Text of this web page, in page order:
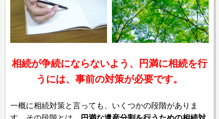
相続が争続にならないよう、円満に相続を行
うには、事前の対策が必要です。
一概に相続対策と言っても、いくつかの段階がありま